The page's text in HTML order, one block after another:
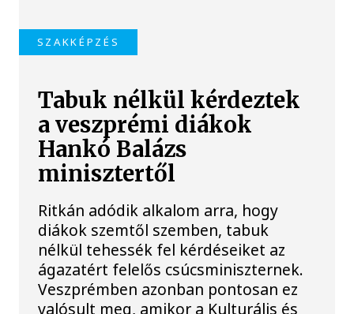
SZAKKÉPZÉS
Tabuk nélkül kérdeztek
a veszprémi diákok
Hankó Balázs
minisztertől
Ritkán adódik alkalom arra, hogy
diákok szemtől szemben, tabuk
nélkül tehessék fel kérdéseiket az
ágazatért felelős csúcsminiszternek.
Veszprémben azonban pontosan ez
valósult meg, amikor a Kulturális és